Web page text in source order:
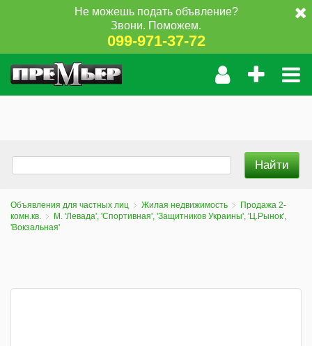
Не можешь подать объвление?
Звони. Поможем.
099-971-37-72
Объявления для частных лиц Жилая недвижимость
Продажа 2-
комн.кв.
М. 'Левада', 'Спортивная', 'Защитников Украины', 'Ц.Рынок',
'Вокзальная'